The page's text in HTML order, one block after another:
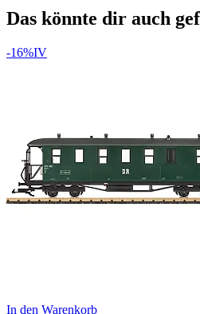
Das könnte dir auch
-16%IV
In den Warenkorb